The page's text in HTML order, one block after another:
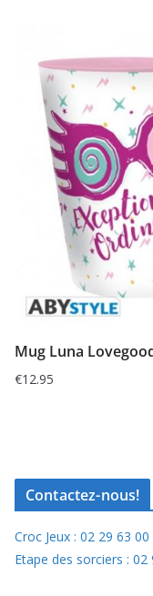
Mug Luna
€12.95
Contactez-nous!
Croc Jeux : 02 29 63 00
Etape des sorciers : 02